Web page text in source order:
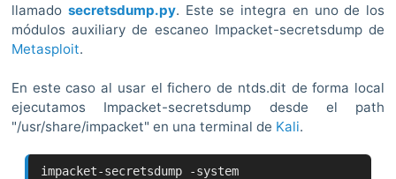
llamado secretsdump.py. Este se integra en uno de los
módulos auxiliary de escaneo Impacket-secretsdump de
Metasploit.
En este caso al usar el fichero de ntds.dit de forma local
ejecutamos Impacket-secretsdump desde el path
"/usr/share/impacket" en una terminal de Kali.
impacket-secretsdump -system